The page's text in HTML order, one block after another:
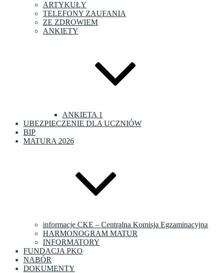
ARTYKUŁY
TELEFONY ZAUFANIA
ZE ZDROWIEM
ANKIETY
ANKIETA 1
UBEZPIECZENIE DLA UCZNIÓW
BIP
MATURA 2026
informacje CKE – Centralna Komisja Egzaminacyjna
HARMONOGRAM MATUR
INFORMATORY
FUNDACJA PKO
NABÓR
DOKUMENTY